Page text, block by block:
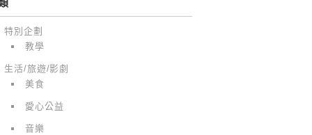
特別企劃
教學
生活/旅遊/影劇
美食
愛心公益
音樂